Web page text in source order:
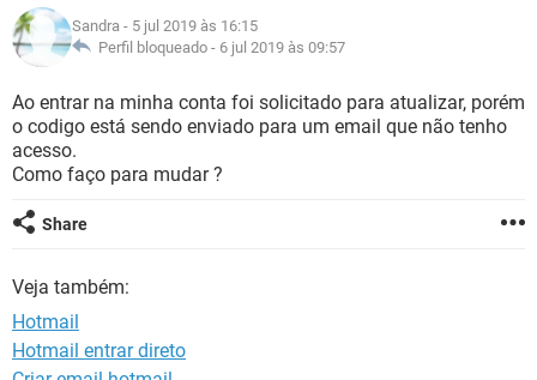
GUIA DE COMPRAS
INSTAGRAM
GUIA DE COMPRAS
CELULAR
OUTLOOK EXCEL
GMAIL
GUIA DE COMPRAS
JOGOS
CELULAR
OUTLOOK EXCEL
INSTAGRAM
GLOSSÁRIO
WHATSAPP
CELULAR FACEBOOK
OUTLOOK
INSTAGRAM
Sandra - 5 jul 2019 às 16:15
Perfil bloqueado - 6 jul 2019 às 09:57
Ao entrar na minha conta foi solicitado para atualizar, porém
o codigo está sendo enviado para um email que não tenho
acesso.
Como faço para mudar ?
Share
Veja também:
Hotmail
Hotmail entrar direto